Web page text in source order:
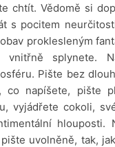
chtít. Vědomě si
s pocitem
proklesleným
vnitřně splynete.
Pište bez
co napíšete, pište
vyjádřete cokoli,
hlouposti.
uvolněně, tak,